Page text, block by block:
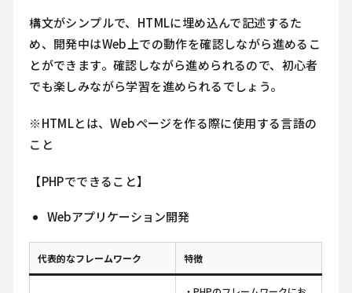
構文がシンプルで、HTMLに埋め込んで記述するた
め、開発中はWeb上での動作を確認しながら進めるこ
とができます。確認しながら進められるので、初心者
でも楽しみながら学習を進められるでしょう。
※HTMLとは、Webページを作る際に使用する言語の
こと
【PHPでできること】
Webアプリケーション開発
代表的なフレームワーク 特徴